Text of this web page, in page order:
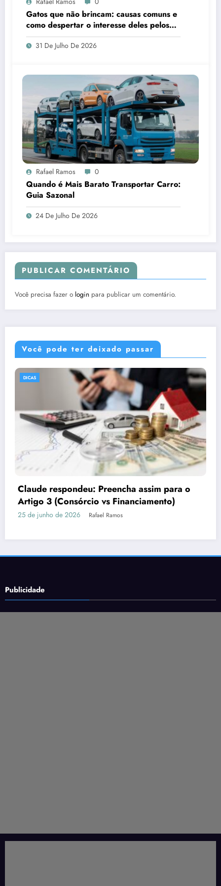
Gatos que não brincam: causas comuns e
como despertar o interesse deles pelos
brinquedos
31 De Julho De 2026
Rafael Ramos 0
Quando é Mais Barato Transportar Carro:
Guia Sazonal
24 De Julho De 2026
PUBLICAR COMENTÁRIO
Você precisa fazer o login para publicar um comentário.
Você pode ter deixado passar
Por que o marketing precisa de imagens
fortes
Publicidade